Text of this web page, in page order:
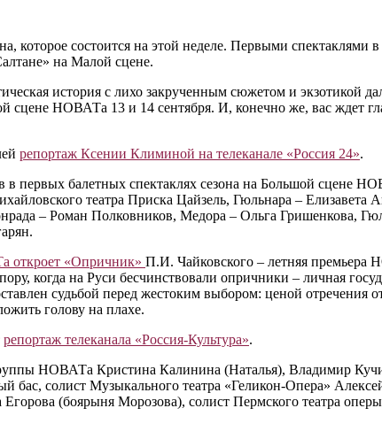
которое состоится на этой неделе. Первыми спектаклями
на Малой сцене.
история с лихо закрученным сюжетом и экзотикой
сцене НОВАТа 13 и 14 сентября. И, конечно же, вас ждет
репортаж Ксении Климиной на телеканале «Россия 24».
первых балетных спектаклях сезона на Большой сцене
театра Приска Цайзель, Гюльнара ‒
‒ Роман Полковников, Медора ‒ Ольга Гришенкова,
откроет «Опричник» П.И. Чайковского ‒ летняя премьера
когда на Руси бесчинствовали опричники ‒ личная
судьбой перед жестоким выбором: ценой отречения
голову на плахе.
репортаж телеканала «Россия-Культура».
НОВАТа Кристина Калинина (Наталья), Владимир
бас, солист Музыкального театра «Геликон-Опера»
(боярыня Морозова), солист Пермского театра